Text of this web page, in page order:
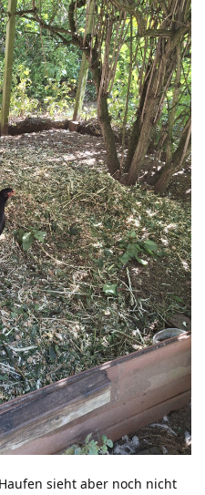
sieht aber noch nicht